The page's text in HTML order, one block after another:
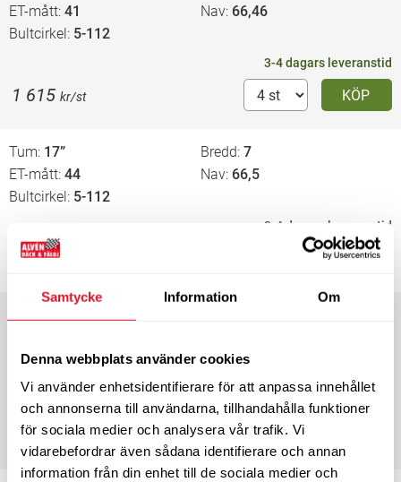
Samtycke Information Om
Denna webbplats använder cookies
Vi använder enhetsidentifierare för att anpassa innehållet
och annonserna till användarna, tillhandahålla funktioner
för sociala medier och analysera vår trafik. Vi
vidarebefordrar även sådana identifierare och annan
information från din enhet till de sociala medier och
ET-mått 41 Nav 66,46
Bultcirkel 5-112
3-4 dagars leveranstid
KÖP
1 615 kr/st
Tum 17” Bredd 7
ET-mått 44 Nav 66,5
Bultcirkel 5-112
3-4 dagars leveranstid
KÖP
1 615
Tum 17”
Bultcirkel 5-112
Slut i lager.
Kontakta ossför eventuell leveranstid
1 615kr/st